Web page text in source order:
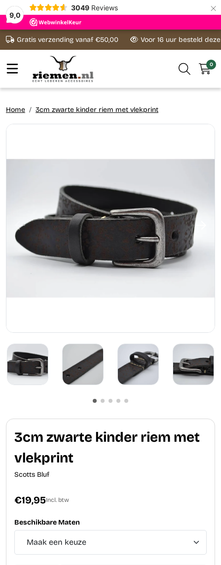
9,0
3049 Reviews ×
Ga naar content
Gratis verzending vanaf €50,00 Voor 16 uur besteld
0
Home 3cm zwarte kinder riem met vlekprint
3cm zwarte kinder riem met
vlekprint
Scotts Bluf
€19,95Incl. btw
Beschikbare Maten